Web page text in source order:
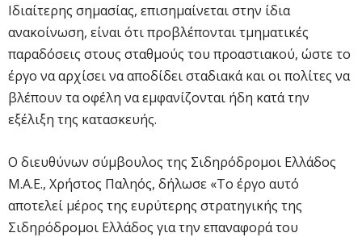
Ιδιαίτερης σημασίας, επισημαίνεται στην ίδια
ανακοίνωση, είναι ότι προβλέπονται τμηματικές
παραδόσεις στους σταθμούς του προαστιακού, ώστε το
έργο να αρχίσει να αποδίδει σταδιακά και οι πολίτες να
βλέπουν τα οφέλη να εμφανίζονται ήδη κατά την
εξέλιξη της κατασκευής.
Ο διευθύνων σύμβουλος της Σιδηρόδρομοι Ελλάδος
Μ.Α.Ε., Χρήστος Παληός, δήλωσε «Το έργο αυτό
αποτελεί μέρος της ευρύτερης στρατηγικής της
Σιδηρόδρομοι Ελλάδος για την επαναφορά του